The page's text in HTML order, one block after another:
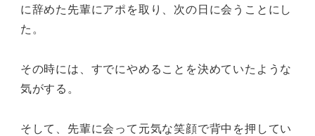
に辞めた先輩にアポを取り、次の日に会うことにし
た。
その時には、すでにやめることを決めていたような
気がする。
そして、先輩に会って元気な笑顔で背中を押してい